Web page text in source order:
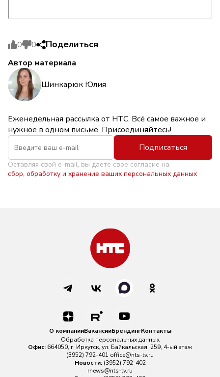
0 0 Поделиться
Автор материала
Шинкарюк Юлия
Еженедельная рассылка от НТС. Всё самое важное и
нужное в одном письме. Присоединяйтесь!
Подписаться
Оставляя свой e-mail, вы даете свое согласие на
сбор, обработку и хранение ваших персональных данных
О компанииВакансииБрендингКонтакты
Обработка персональных данных
Офис: 664050, г. Иркутск, ул. Байкальская, 259, 4-ый этаж
(3952) 792-401 office@nts-tv.ru
Новости: (3952) 792-402
rnews@nts-tv.ru